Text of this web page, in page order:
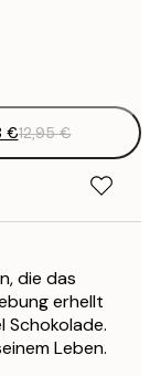
€12,95 €
die das
erhellt
Schokolade.
Leben.